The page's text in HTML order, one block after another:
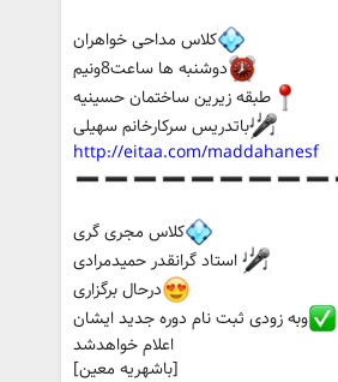
کلاس مداحی خواهران
دوشنبه ها ساعت8ونیم
طبقه زیرین ساختمان حسینیه
باتدریس سرکارخانم سهیلی
http://eitaa.com/maddahanesf
کلاس مجری گری
استاد گرانقدر‌ حمیدمرادی
درحال برگزاری
وبه زودی ثبت نام دوره جدید ایشان
اعلام خواهدشد
[باشهریه معین]